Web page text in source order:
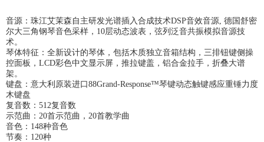
音源：珠江艾茉森自主研发光谱插入合成技术DSP音效音源, 德国舒密
尔大三角钢琴音色采样，10层动态波表，弦列泛音共振模拟音源技
术。
琴体特征：全新设计的琴体，包括木质独立音箱结构，三排钮键侧操
控面板，LCD彩色中文显示屏，推拉键盖，铝合金拉手，折叠大谱
架。
键盘：意大利原装进口88Grand-Response™琴键动态触键感应重锤力度
木键盘
复音数：512复音数
示范曲：20首示范曲，20首教学曲
音色：148种音色
节奏：120种